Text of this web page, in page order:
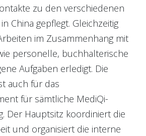
zu den verschiedenen
China gepflegt. Gleichzeitig
im Zusammenhang mit
personelle, buchhalterische
Aufgaben erledigt. Die
auch für das
für sämtliche MediQi-
Der Hauptsitz koordiniert die
und organisiert die interne